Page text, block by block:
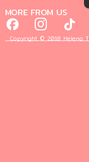
MORE FROM US
Copyright © 2018 Helena